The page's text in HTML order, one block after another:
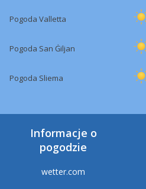
Pogoda Valletta
Pogoda San Ġiljan
Pogoda Sliema
Informacje o
pogodzie
wetter.com